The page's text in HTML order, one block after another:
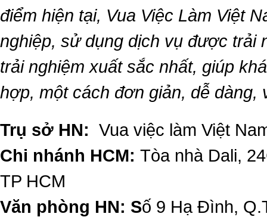
điểm hiện tại, Vua Việc Làm Việt
nghiệp, sử dụng dịch vụ được trải
trải nghiệm xuất sắc nhất, giúp
hợp, một cách đơn giản, dễ dàng,
Trụ sở HN: Vua việc làm Việt
Chi nhánh HCM: Tòa nhà Dali,
TP HCM
Văn phòng HN: Số 9 Hạ Đình,